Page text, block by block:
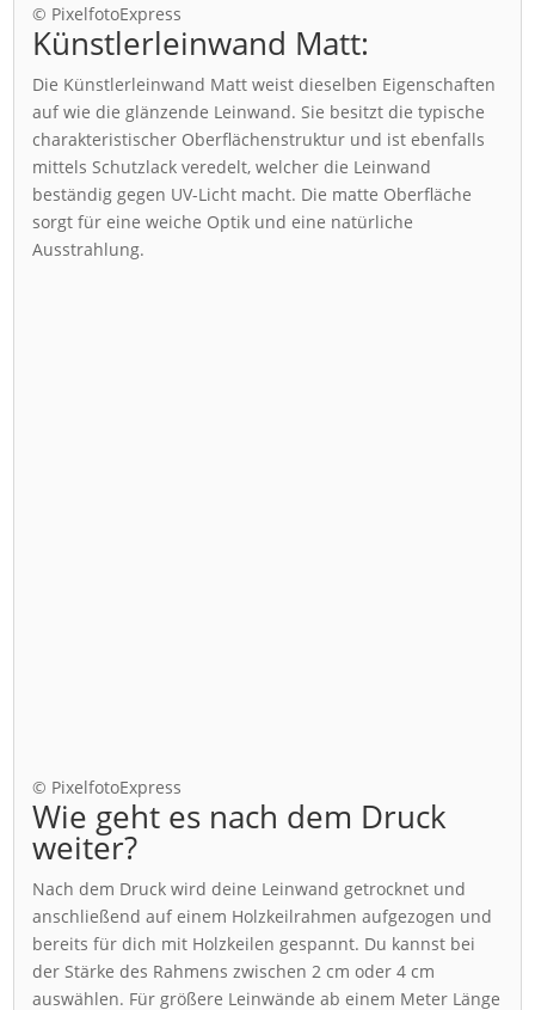
© PixelfotoExpress
Künstlerleinwand Matt:
Die Künstlerleinwand Matt weist dieselben Eigenschaften
auf wie die glänzende Leinwand. Sie besitzt die typische
charakteristischer Oberflächenstruktur und ist ebenfalls
mittels Schutzlack veredelt, welcher die Leinwand
beständig gegen UV-Licht macht. Die matte Oberfläche
sorgt für eine weiche Optik und eine natürliche
Ausstrahlung.
© PixelfotoExpress
Wie geht es nach dem Druck
weiter?
Nach dem Druck wird deine Leinwand getrocknet und
anschließend auf einem Holzkeilrahmen aufgezogen und
bereits für dich mit Holzkeilen gespannt. Du kannst bei
der Stärke des Rahmens zwischen 2 cm oder 4 cm
auswählen. Für größere Leinwände ab einem Meter Länge